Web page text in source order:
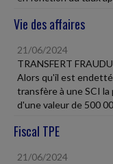
Vie des affaires
21/06/2024
TRANSFERT
Alors qu'il est
transfère à une SCI
d'une valeur de 500
Fiscal TPE
21/06/2024